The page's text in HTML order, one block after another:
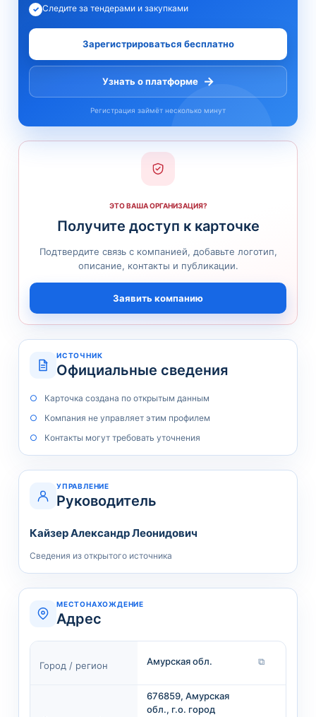
✓ Следите за тендерами и закупками
Зарегистрироваться бесплатно
Узнать о платформе →
Регистрация займёт несколько минут
ЭТО ВАША ОРГАНИЗАЦИЯ?
Получите доступ к карточке
Подтвердите связь с компанией, добавьте логотип,
описание, контакты и публикации.
Заявить компанию
ИСТОЧНИК
Официальные сведения
Карточка создана по открытым данным
Компания не управляет этим профилем
Контакты могут требовать уточнения
УПРАВЛЕНИЕ
Руководитель
Кайзер Александр Леонидович
Сведения из открытого источника
МЕСТОНАХОЖДЕНИЕ
Адрес
Город / регион Амурская обл. ⧉
676859, Амурская
обл., г.о. город